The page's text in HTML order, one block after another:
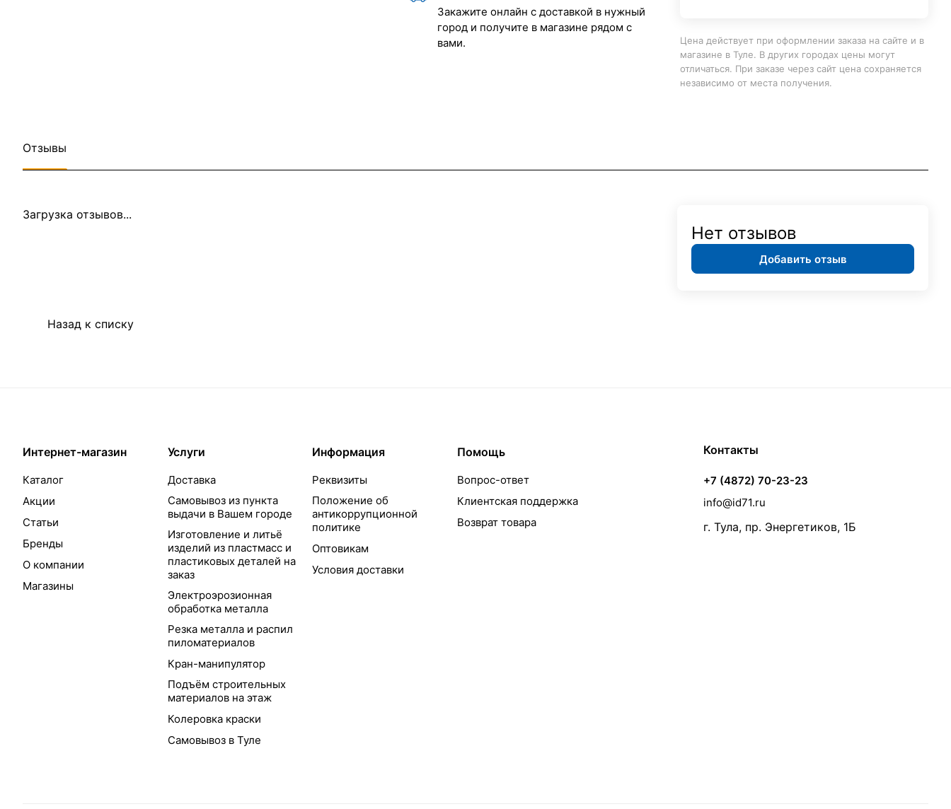
Закажите онлайн с доставкой в нужный
город и получите в магазине рядом с
вами.
Цена действует при оформлении заказа на сайте и в
магазине в Туле. В других городах цены могут
отличаться. При заказе через сайт цена сохраняется
независимо от места получения.
Отзывы
Загрузка отзывов...
Нет отзывов
Добавить отзыв
Назад к списку
Интернет-магазин
Каталог
Акции
Статьи
Бренды
О компании
Магазины
Услуги
Доставка
Самовывоз из пункта
выдачи в Вашем городе
Изготовление и литьё
изделий из пластмасс и
пластиковых деталей на
заказ
Электроэрозионная
обработка металла
Резка металла и распил
пиломатериалов
Кран-манипулятор
Подъём строительных
материалов на этаж
Колеровка краски
Самовывоз в Туле
Информация
Реквизиты
Положение об
антикоррупционной
политике
Оптовикам
Условия доставки
Помощь
Вопрос-ответ
Клиентская поддержка
Возврат товара
Контакты
+7 (4872) 70-23-23
info@id71.ru
г. Тула, пр. Энергетиков, 1Б